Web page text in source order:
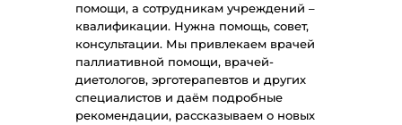
помощи, а сотрудникам учреждений –
квалификации. Нужна помощь, совет,
консультации. Мы привлекаем врачей
паллиативной помощи, врачей-
диетологов, эрготерапевтов и других
специалистов и даём подробные
рекомендации, рассказываем о новых